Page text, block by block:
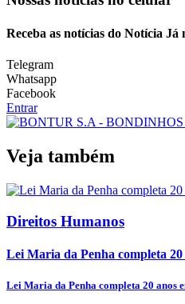
Receba as notícias do Notícia Já
Telegram
Whatsapp
Facebook
Entrar
Veja também
Direitos Humanos
Lei Maria da Penha completa 20
Lei Maria da Penha completa 20 anos